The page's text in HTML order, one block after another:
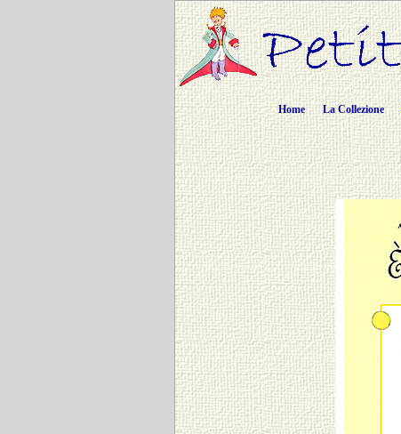
Home La Collezione